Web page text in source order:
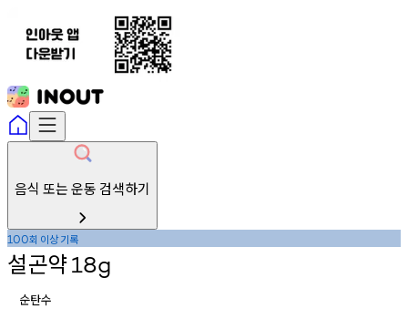
음식 또는 운동 검색하기
100회 이상기록
설곤약18g
순탄수